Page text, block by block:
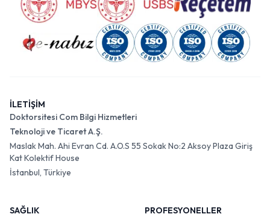
İLETİŞİM
Doktorsitesi Com Bilgi Hizmetleri
Teknoloji ve Ticaret A.Ş.
Maslak Mah. Ahi Evran Cd. A.O.S 55 Sokak No:2 Aksoy Plaza Giriş
Kat Kolektif House
İstanbul, Türkiye
SAĞLIK
PROFESYONELLER